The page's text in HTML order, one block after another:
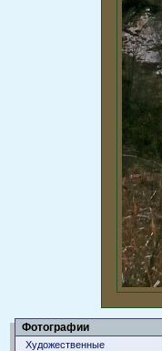
Фотографии
Художественные